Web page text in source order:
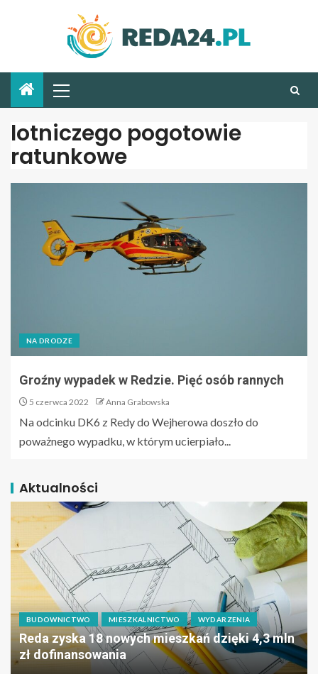
lotniczego pogotowie
ratunkowe
NA DRODZE
Groźny wypadek w Redzie. Pięć osób rannych
5 czerwca 2022 Anna Grabowska
Na odcinku DK6 z Redy do Wejherowa doszło do
poważnego wypadku, w którym ucierpiało...
Aktualności
BUDOWNICTWO MIESZKALNICTWO WYDARZENIA
Reda zyska 18 nowych mieszkań dzięki 4,3 mln
zł dofinansowania